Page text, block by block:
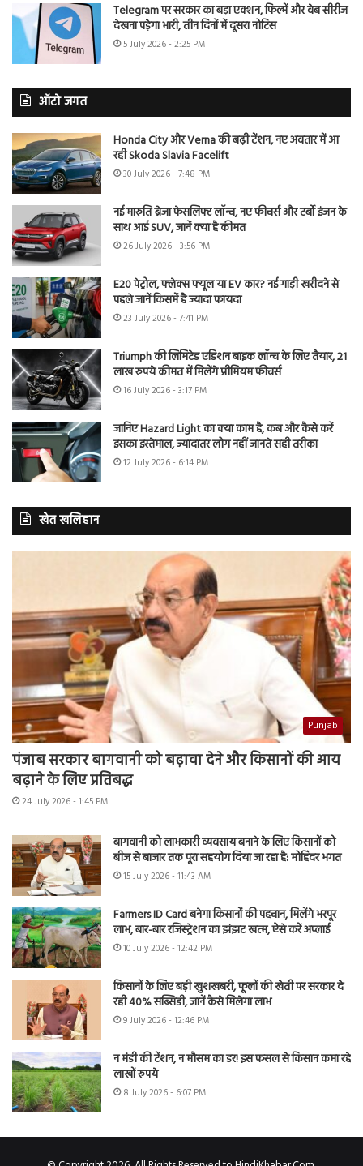
Telegram पर सरकार का बड़ा एक्शन, फिल्में और वेब सीरीज
देखना पड़ेगा भारी, तीन दिनों में दूसरा नोटिस
5 July 2026 - 2:25 PM
ऑटो जगत
Honda City और Verna की बढ़ी टेंशन, नए अवतार में आ
रही Skoda Slavia Facelift
30 July 2026 - 7:48 PM
नई मारुति ब्रेजा फेसलिफ्ट लॉन्च, नए फीचर्स और टर्बो इंजन के
साथ आई SUV, जानें क्या है कीमत
26 July 2026 - 3:56 PM
E20 पेट्रोल, फ्लेक्स फ्यूल या EV कार? नई गाड़ी खरीदने से
पहले जानें किसमें है ज्यादा फायदा
23 July 2026 - 7:41 PM
Triumph की लिमिटेड एडिशन बाइक लॉन्च के लिए तैयार, 21
लाख रुपये कीमत में मिलेंगे प्रीमियम फीचर्स
16 July 2026 - 3:17 PM
जानिए Hazard Light का क्या काम है, कब और कैसे करें
इसका इस्तेमाल, ज्यादातर लोग नहीं जानते सही तरीका
12 July 2026 - 6:14 PM
खेत खलिहान
Punjab
पंजाब सरकार बागवानी को बढ़ावा देने और किसानों की आय
बढ़ाने के लिए प्रतिबद्ध
24 July 2026 - 1:45 PM
बागवानी को लाभकारी व्यवसाय बनाने के लिए किसानों को
बीज से बाजार तक पूरा सहयोग दिया जा रहा है: मोहिंदर भगत
15 July 2026 - 11:43 AM
Farmers ID Card बनेगा किसानों की पहचान, मिलेंगे भरपूर
लाभ, बार-बार रजिस्ट्रेशन का झंझट खत्म, ऐसे करें अप्लाई
10 July 2026 - 12:42 PM
किसानों के लिए बड़ी खुशखबरी, फूलों की खेती पर सरकार दे
रही 40% सब्सिडी, जानें कैसे मिलेगा लाभ
9 July 2026 - 12:46 PM
न मंडी की टेंशन, न मौसम का डर! इस फसल से किसान कमा रहे
लाखों रुपये
8 July 2026 - 6:07 PM